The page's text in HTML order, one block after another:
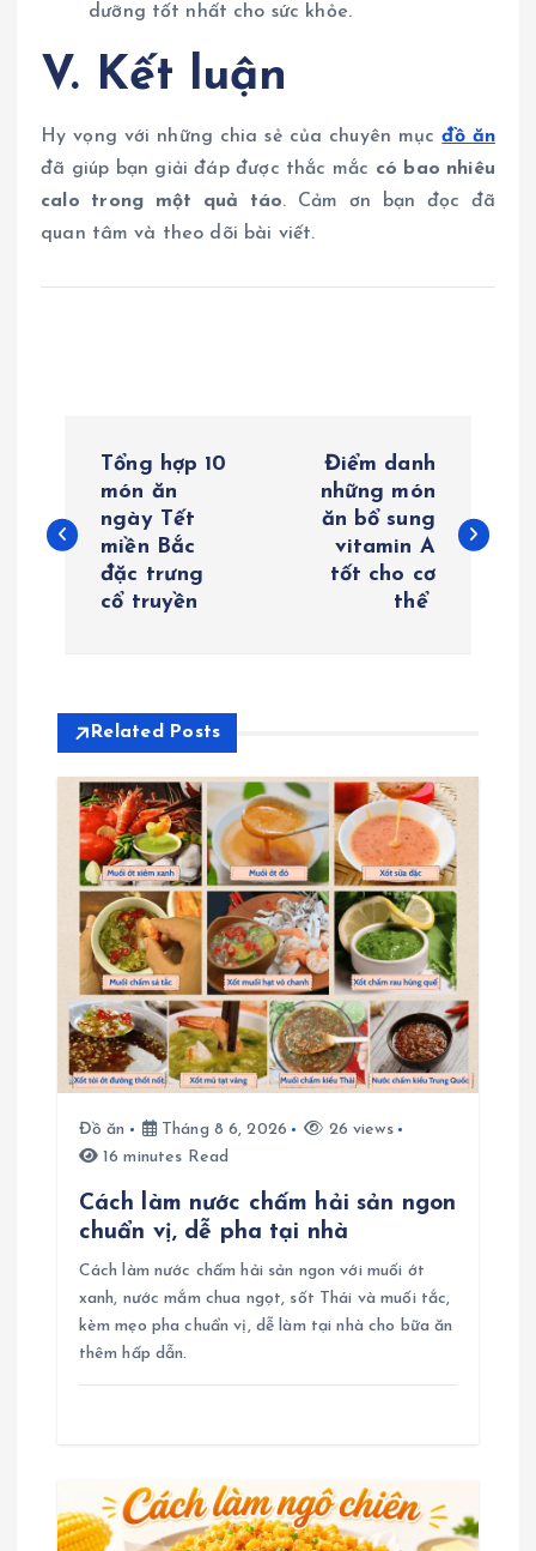
dưỡng tốt nhất cho sức khỏe.
V. Kết luận
Hy vọng với những chia sẻ của chuyên mụcđồ ăn
đã giúp bạn giải đáp được thắc mắc có bao nhiêu
calo trong một quả táo. Cảm ơn bạn đọc đã
quan tâm và theo dõi bài viết.
ề
à
Tổng hợp 10
món ăn
ngày Tết
miền Bắc
đặc trưng
cổ truyền
Điểm danh
những món
ăn bổ sung
vitamin A
tốt cho cơ
thể
Related Posts
Đồ ăn Tháng 8 6, 2026
26 views
16 minutes Read
Cách làm nước chấm hải sản ngon
chuẩn vị, dễ pha tại nhà
Cách làm nước chấm hải sản ngon với muối ớt
xanh, nước mắm chua ngọt, sốt Thái và muối tắc,
kèm mẹo pha chuẩn vị, dễ làm tại nhà cho bữa ăn
thêm hấp dẫn.